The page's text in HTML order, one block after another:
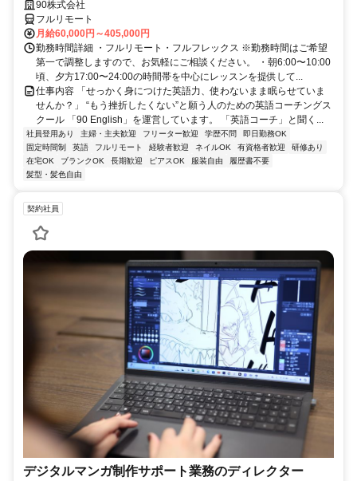
90株式会社
フルリモート
月給60,000円～405,000円
勤務時間詳細 ・フルリモート・フルフレックス ※勤務時間はご希望
第一で調整しますので、お気軽にご相談ください。 ・朝6:00〜10:00
頃、夕方17:00〜24:00の時間帯を中心にレッスンを提供して...
仕事内容 「せっかく身につけた英語力、使わないまま眠らせていま
せんか？」 “もう挫折したくない”と願う人のための英語コーチングス
クール 「90 English」を運営しています。 「英語コーチ」と聞く...
社員登用あり 主婦・主夫歓迎 フリーター歓迎 学歴不問
即日勤務OK
固定時間制
英語 フルリモート 経験者歓迎 ネイルOK 有資格者歓迎
研修あり
在宅OK
ブランクOK 長期歓迎 ピアスOK 服装自由
履歴書不要
髪型・髪色自由
契約社員
デジタルマンガ制作サポート業務のディレクター